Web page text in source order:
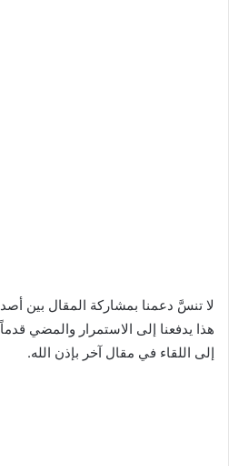
لا تنسَّ دعمنا بمشاركة المقال بين
هذا يدفعنا إلى الاستمرار والمضي
إلى اللقاء في مقال آخر بإذن الله.